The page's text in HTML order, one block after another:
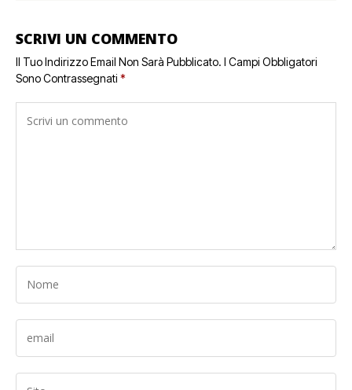
SCRIVI UN COMMENTO
Il Tuo Indirizzo Email Non Sarà Pubblicato. I Campi Obbligatori
Sono Contrassegnati *